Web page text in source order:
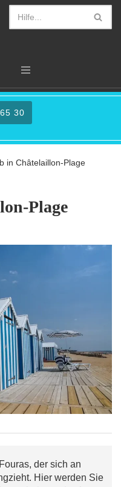
30
in Châtelaillon-Plage
Plage
der sich an
Hier werden Sie